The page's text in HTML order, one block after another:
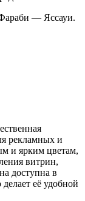
— Яссауи.
рекламных и
и ярким цветам,
витрин,
доступна в
её удобной